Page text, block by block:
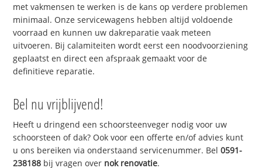
met vakmensen te werken is de kans op verdere problemen
minimaal. Onze servicewagens hebben altijd voldoende
voorraad en kunnen uw dakreparatie vaak meteen
uitvoeren. Bij calamiteiten wordt eerst een noodvoorziening
geplaatst en direct een afspraak gemaakt voor de
definitieve reparatie.
Bel nu vrijblijvend!
Heeft u dringend een schoorsteenveger nodig voor uw
schoorsteen of dak? Ook voor een offerte en/of advies kunt
u ons bereiken via onderstaand servicenummer. Bel0591-
238188 bij vragen over nok renovatie.